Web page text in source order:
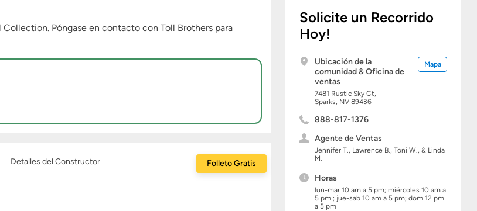
Solicite un Recorrido
Hoy!
Ubicación de la
comunidad & Oficina de
ventas
7481 Rustic Sky Ct,
Sparks, NV 89436
Mapa
888-817-1376
Agente de Ventas
Jennifer T., Lawrence B., Toni W., & Linda
M.
Horas
lun-mar 10 am a 5 pm; miércoles 10 am a
5 pm ; jue-sab 10 am a 5 pm; dom 12 pm
a 5 pm
Póngase en contacto con Toll Brothers para
Detalles del Constructor Folleto Gratis